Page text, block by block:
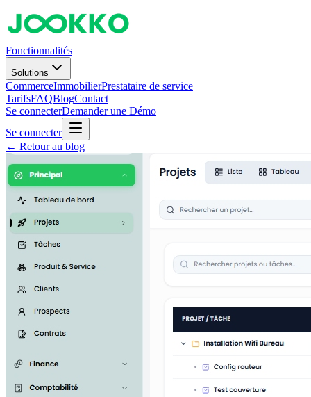
Fonctionnalités
Solutions
CommerceImmobilierPrestataire de service
TarifsFAQBlogContact
Se connecterDemander une Démo
Se connecter
← Retour au blog